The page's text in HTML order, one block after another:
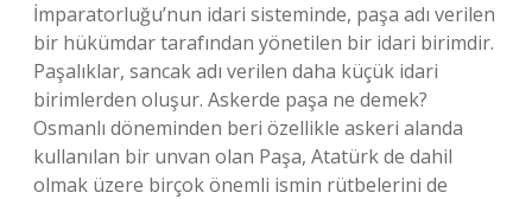
İmparatorluğu’nun idari sisteminde, paşa adı verilen
bir hükümdar tarafından yönetilen bir idari birimdir.
Paşalıklar, sancak adı verilen daha küçük idari
birimlerden oluşur. Askerde paşa ne demek?
Osmanlı döneminden beri özellikle askeri alanda
kullanılan bir unvan olan Paşa, Atatürk de dahil
olmak üzere birçok önemli ismin rütbelerini de